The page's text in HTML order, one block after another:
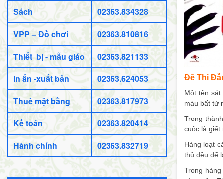
Sách
02363.834328
VPP – Đồ chơi
02363.810816
Thiết bị - mẫu giáo
02363.821133
In ấn -xuất bản
02363.624053
Thuê mặt bằng
02363.817973
Kế toán
02363.820414
Hành chính
02363.832719
Đề Thi
Một tên
máu bất tử
Trong
cuộc là giết
Hàng loạt
thủ đều để
Trong